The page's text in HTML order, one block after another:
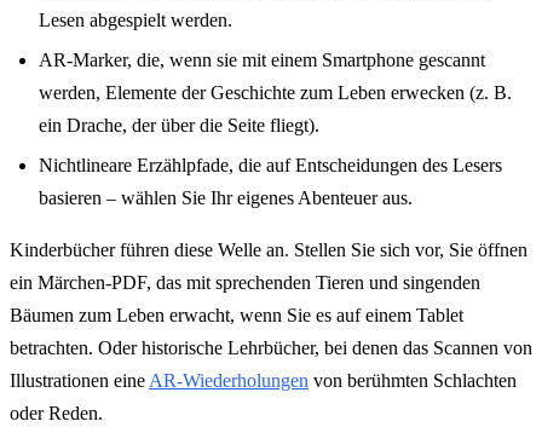
Lesen abgespielt werden.
AR-Marker, die, wenn sie mit einem Smartphone gescannt
werden, Elemente der Geschichte zum Leben erwecken (z. B.
ein Drache, der über die Seite fliegt).
Nichtlineare Erzählpfade, die auf Entscheidungen des Lesers
basieren – wählen Sie Ihr eigenes Abenteuer aus.
Kinderbücher führen diese Welle an. Stellen Sie sich vor, Sie öffnen
ein Märchen-PDF, das mit sprechenden Tieren und singenden
Bäumen zum Leben erwacht, wenn Sie es auf einem Tablet
betrachten. Oder historische Lehrbücher, bei denen das Scannen von
Illustrationen eine AR-Wiederholungen von berühmten Schlachten
oder Reden.